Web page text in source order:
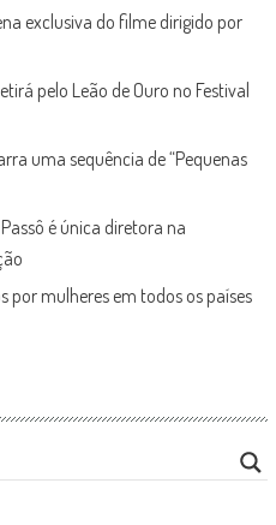
exclusiva do filme dirigido por
pelo Leão de Ouro no Festival
uma sequência de “Pequenas
é única diretora na
por mulheres em todos os países